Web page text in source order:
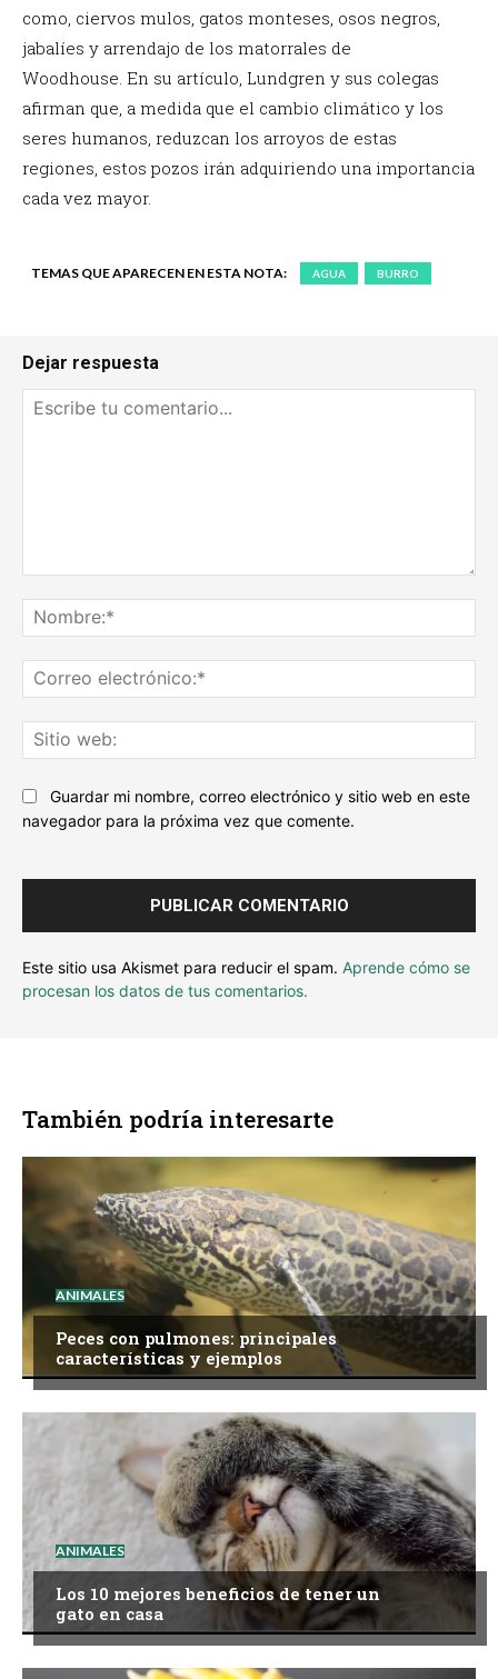
como, ciervos mulos, gatos monteses, osos negros,
jabalíes y arrendajo de los matorrales de
Woodhouse. En su artículo, Lundgren y sus colegas
afirman que, a medida que el cambio climático y los
seres humanos, reduzcan los arroyos de estas
regiones, estos pozos irán adquiriendo una importancia
cada vez mayor.
TEMAS QUE APARECEN EN ESTA NOTA: AGUA BURRO
Dejar respuesta
tu
comentario...
Guardar mi nombre, correo electrónico y sitio web en este
navegador para la próxima vez que comente.
Este sitio usa Akismet para reducir el spam. Aprende cómo se
procesan los datos de tus comentarios.
También podría interesarte
ANIMALES
Peces con pulmones: principales
características y ejemplos
ANIMALES
Los 10 mejores beneficios de tener un
gato en casa